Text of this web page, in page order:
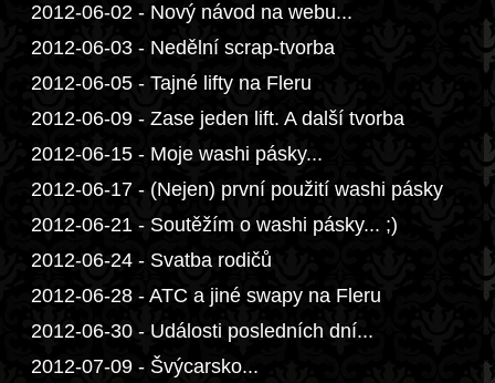
2012-06-02 - Nový návod na webu...
2012-06-03 - Nedělní scrap-tvorba
2012-06-05 - Tajné lifty na Fleru
2012-06-09 - Zase jeden lift. A další tvorba
2012-06-15 - Moje washi pásky...
2012-06-17 - (Nejen) první použití washi pásky
2012-06-21 - Soutěžím o washi pásky... ;)
2012-06-24 - Svatba rodičů
2012-06-28 - ATC a jiné swapy na Fleru
2012-06-30 - Události posledních dní...
2012-07-09 - Švýcarsko...